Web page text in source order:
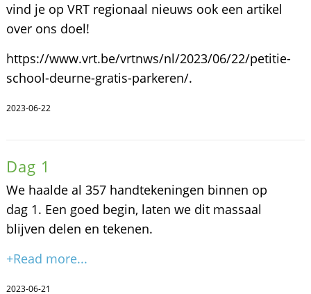
vind je op VRT regionaal nieuws ook een artikel
over ons doel!
https://www.vrt.be/vrtnws/nl/2023/06/22/petitie-
school-deurne-gratis-parkeren/.
2023-06-22
Dag 1
We haalde al 357 handtekeningen binnen op
dag 1. Een goed begin, laten we dit massaal
blijven delen en tekenen.
+Read more...
2023-06-21